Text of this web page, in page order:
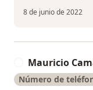
8 de junio de 2022
Mauricio
Número de